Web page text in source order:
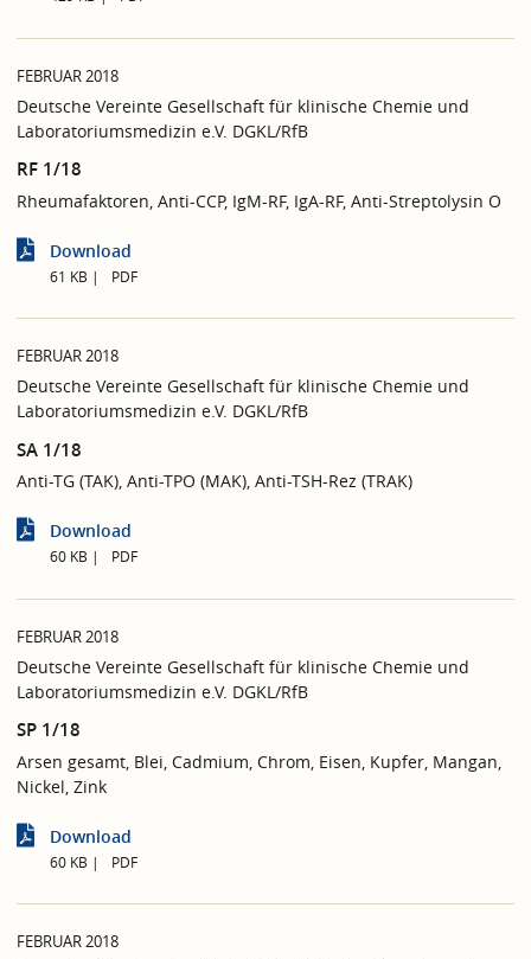
FEBRUAR 2018
Deutsche Vereinte Gesellschaft für klinische Chemie und
Laboratoriumsmedizin e.V. DGKL/RfB
RF 1/18
Rheumafaktoren, Anti-CCP, IgM-RF, IgA-RF, Anti-Streptolysin O
Download
61 KB PDF
FEBRUAR 2018
Deutsche Vereinte Gesellschaft für klinische Chemie und
Laboratoriumsmedizin e.V. DGKL/RfB
SA 1/18
Anti-TG (TAK), Anti-TPO (MAK), Anti-TSH-Rez (TRAK)
Download
60 KB PDF
FEBRUAR 2018
Deutsche Vereinte Gesellschaft für klinische Chemie und
Laboratoriumsmedizin e.V. DGKL/RfB
SP 1/18
Arsen gesamt, Blei, Cadmium, Chrom, Eisen, Kupfer, Mangan,
Nickel, Zink
Download
60 KB PDF
FEBRUAR 2018